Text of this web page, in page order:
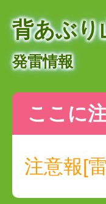
背あぶり
発雷情報
ここに
注意報[